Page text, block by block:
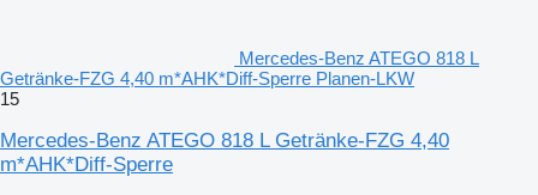
Mercedes-Benz ATEGO 818 L
Getränke-FZG 4,40 m*AHK*Diff-Sperre Planen-LKW
15
Mercedes-Benz ATEGO 818 L Getränke-FZG 4,40
m*AHK*Diff-Sperre